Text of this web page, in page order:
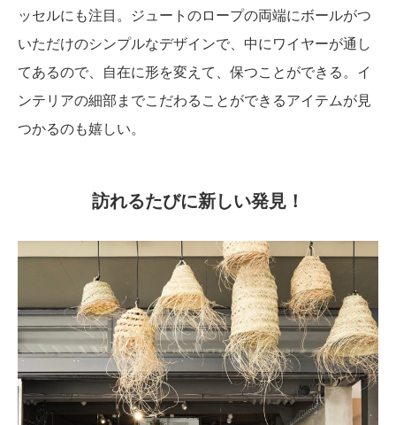
ッセルにも注目。ジュートのロープの両端にボールがつ
いただけのシンプルなデザインで、中にワイヤーが通し
てあるので、自在に形を変えて、保つことができる。イ
ンテリアの細部までこだわることができるアイテムが見
つかるのも嬉しい。
訪れるたびに新しい発見！